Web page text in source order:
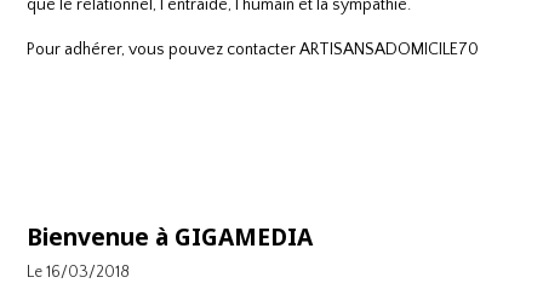
que le relationnel, l’entraide, l’humain et la sympathie.
Pour adhérer, vous pouvez contacterARTISANSADOMICILE70
Bienvenue à GIGAMEDIA
Le 16/03/2018